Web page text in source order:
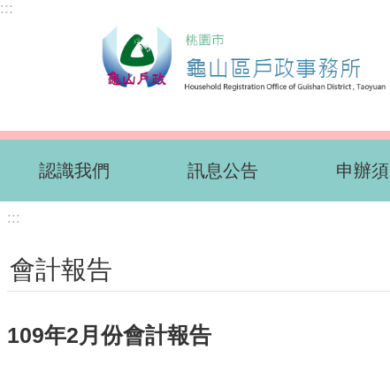
跳到主要內容區塊
:::
認識我們 訊息公告 申辦
:::
會計報告
109年2月份會計報告